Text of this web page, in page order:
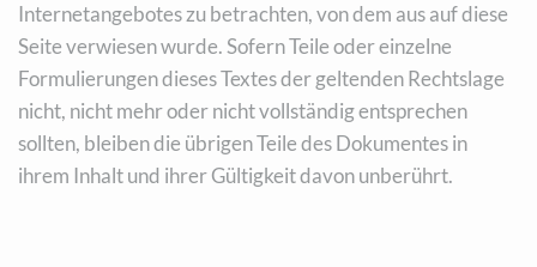
Internetangebotes zu betrachten, von dem aus auf diese
Seite verwiesen wurde. Sofern Teile oder einzelne
Formulierungen dieses Textes der geltenden Rechtslage
nicht, nicht mehr oder nicht vollständig entsprechen
sollten, bleiben die übrigen Teile des Dokumentes in
ihrem Inhalt und ihrer Gültigkeit davon unberührt.